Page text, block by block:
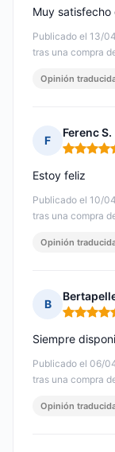
Publicado el 13/
tras una compra
Muy
Opinión
F
Ferenc S.
Nota: 5
Publicado el 10/
tras una compra
Estoy feliz
Opinión
B
Nota: 5
Publicado el 06/
tras una compra
Siempre
Opinión